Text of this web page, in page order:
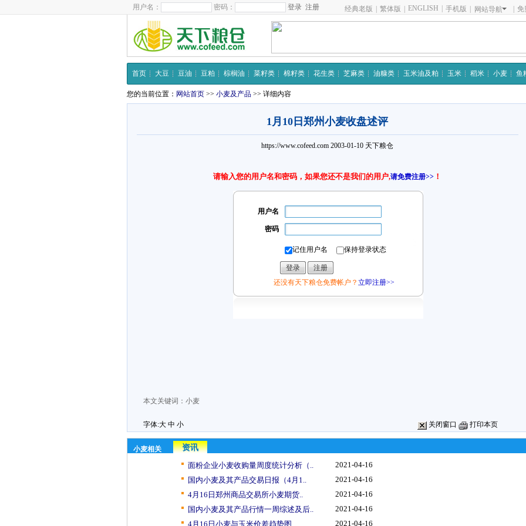
用户名： 密码： 注册 经典老版 繁体版 ENGLISH 手机版 网站导航 免
首页 大豆 豆油 豆粕 棕榈油 菜籽类 棉籽类 花生类 芝麻类 油糠类 玉米油及粕 玉米 稻米 小麦 鱼
您的当前位置： 网站首页 >> 小麦及产品 >> 详细内容
1月10日郑州小麦收盘述评
https://www.cofeed.com 2003-01-10 天下粮仓
请输入您的用户名和密码，如果您还不是我们的用户,请免费注册>> ！
用户名
密码
记住用户名 保持登录状态
还没有天下粮仓免费帐户？ 立即注册>>
本文关键词： 小麦
字体:大 中 小 关闭窗口 打印本页
小麦相关
资讯
面粉企业小麦收购量周度统计分析（..
2021-04-16
国内小麦及其产品交易日报（4月1..
2021-04-16
4月16日郑州商品交易所小麦期货..
2021-04-16
国内小麦及其产品行情一周综述及后..
2021-04-16
4月16日小麦与玉米价差趋势图
2021-04-16